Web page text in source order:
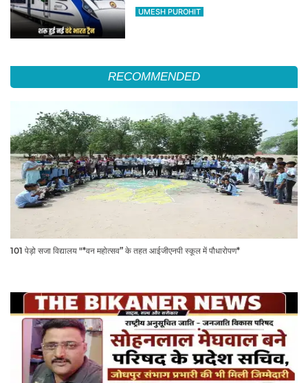
का सफर होगा आसान, देखें पूरा रूटमैप
UMESH PUROHIT
RECOMMENDED
101 पेड़ो सजा विद्यालय "*वन महोत्सव” के तहत आईजीएनपी स्कूल में पौधारोपण*